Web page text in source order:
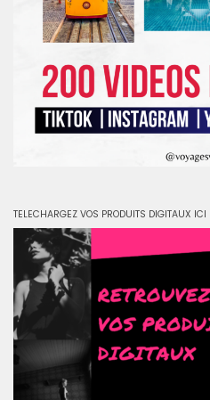
TELECHARGEZ VOS PRODUITS DIGITAUX ICI